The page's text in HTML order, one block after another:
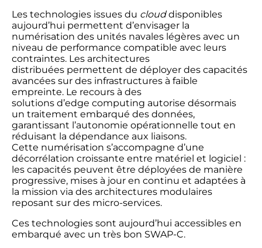
Les technologies issues du clouddisponibles
aujourd’hui permettent d’envisager la
numérisation des unités navales légères avec un
niveau de performance compatible avec leurs
contraintes. Les architectures
distribuées permettent de déployer des capacités
avancées sur des infrastructures à faible
empreinte. Le recours à des
solutions d’edge computing autorise désormais
un traitement embarqué des données,
garantissant l’autonomie opérationnelle tout en
réduisant la dépendance aux liaisons.
Cette numérisation s’accompagne d’une
décorrélation croissante entre matériel et logiciel :
les capacités peuvent être déployées de manière
progressive, mises à jour en continu et adaptées à
la mission via des architectures modulaires
reposant sur des micro-services.
Ces technologies sont aujourd’hui accessibles en
embarqué avec un très bon SWAP-C.